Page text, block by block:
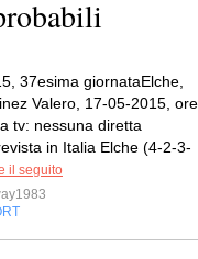
37esima giornataElche,
Valero, 17-05-2015, ore
tv: nessuna diretta
in Italia Elche (4-2-3-
il seguito